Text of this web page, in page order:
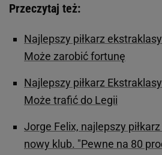
Przeczytaj też:
Najlepszy piłkarz
Może zarobić fortunę
Najlepszy piłkarz
Może trafić do Legii
Jorge Felix, najlepszy
nowy klub. "Pewne na 80